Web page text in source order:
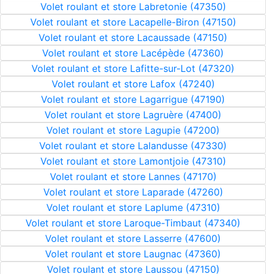
Volet roulant et store Labretonie (47350)
Volet roulant et store Lacapelle-Biron (47150)
Volet roulant et store Lacaussade (47150)
Volet roulant et store Lacépède (47360)
Volet roulant et store Lafitte-sur-Lot (47320)
Volet roulant et store Lafox (47240)
Volet roulant et store Lagarrigue (47190)
Volet roulant et store Lagruère (47400)
Volet roulant et store Lagupie (47200)
Volet roulant et store Lalandusse (47330)
Volet roulant et store Lamontjoie (47310)
Volet roulant et store Lannes (47170)
Volet roulant et store Laparade (47260)
Volet roulant et store Laplume (47310)
Volet roulant et store Laroque-Timbaut (47340)
Volet roulant et store Lasserre (47600)
Volet roulant et store Laugnac (47360)
Volet roulant et store Laussou (47150)